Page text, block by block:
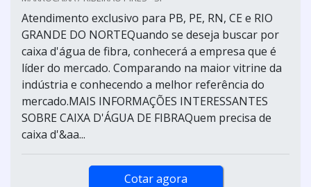
Atendimento exclusivo para PB, PE, RN, CE e RIO
GRANDE DO NORTEQuando se deseja buscar por
caixa d'água de fibra, conhecerá a empresa que é
líder do mercado. Comparando na maior vitrine da
indústria e conhecendo a melhor referência do
mercado.MAIS INFORMAÇÕES INTERESSANTES
SOBRE CAIXA D'ÁGUA DE FIBRAQuem precisa de
caixa d'&aa...
Cotar agora